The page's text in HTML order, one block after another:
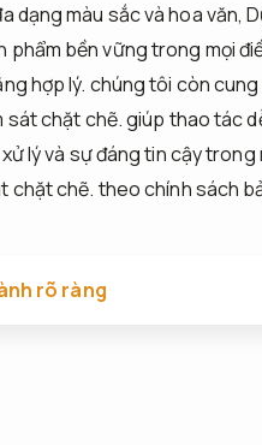
dạng màu sắc và hoa văn,
phẩm bền vững trong mọi
hợp lý. chúng tôi còn
sát chặt chẽ.giúp thao tác
lý và sự đáng tin cậy
chặt chẽ. theo chính sách
rõ ràng